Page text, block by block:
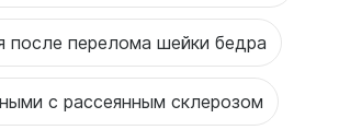
после перелома шейки бедра
с рассеянным склерозом